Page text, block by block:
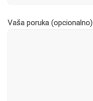
Vaša poruka (opcionalno)